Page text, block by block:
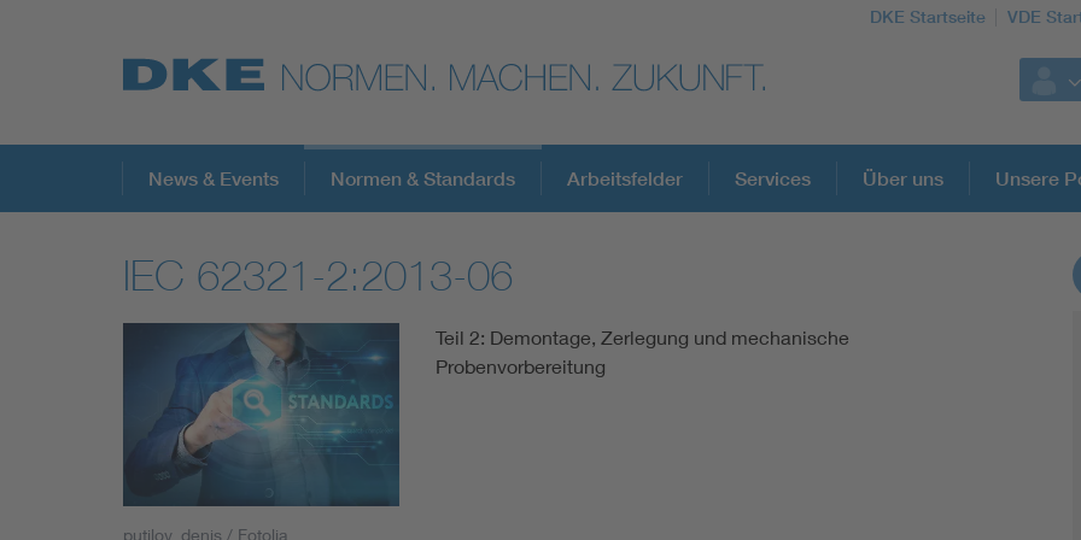
DKE Startseite VDE
Top-Themen
VDE Fokusthemen
Digital Security
Energy
DKE Fachinformationen im Kontext der
Blitzschutz: DIN EN 62305 in der Übersicht
News & Events Normen & Standards Arbeitsfelder Services Über uns Unsere
IEC 62321-2:2013-06
putilov_denis / Fotolia
Teil 2: Demontage, Zerlegung und mechanische
Probenvorbereitung